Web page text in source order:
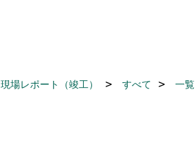
現場レポート（竣工） すべて 一覧